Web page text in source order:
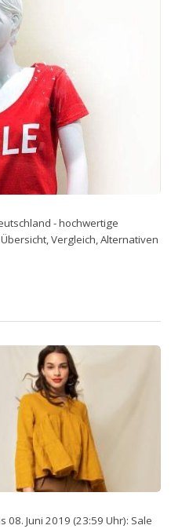
- hochwertige
Vergleich, Alternativen
08. Juni 2019 (23:59 Uhr): Sale